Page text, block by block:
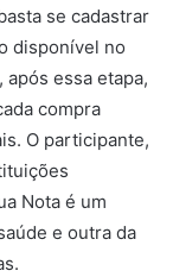
se cadastrar
disponível no
essa etapa,
compra
O participante,
Nota é um
e outra da